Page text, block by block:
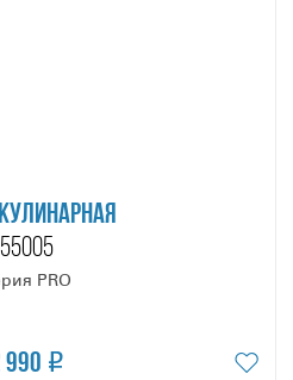
55005
PRO
990